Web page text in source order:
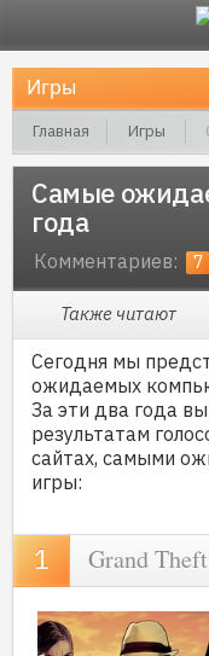
Главная Игры
Самые
года
Комментариев: 7
Также читают
Сегодня мы
ожидаемых
За эти два года
результатам
сайтах, самыми
игры:
Grand